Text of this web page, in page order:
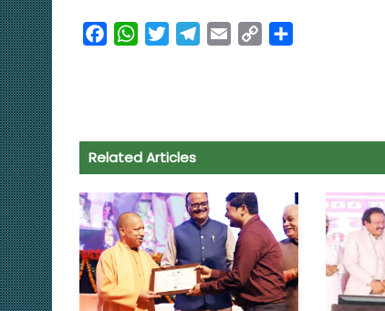
o
o
k
W
A
p
p
e
r
a
m
n
Related Articles